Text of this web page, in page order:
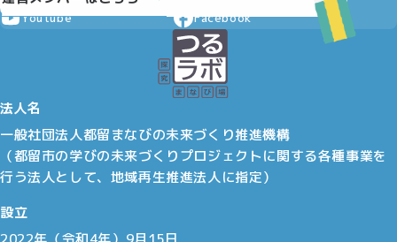
Youtube Facebook
法人名
一般社団法人都留まなびの未来づくり推進機構
（都留市の学びの未来づくりプロジェクトに関する各種事業を
行う法人として、地域再生推進法人に指定）
設立